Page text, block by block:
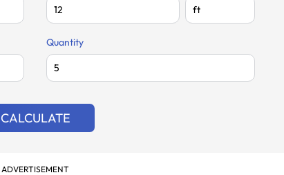
Quantity
CALCULATE
ADVERTISEMENT